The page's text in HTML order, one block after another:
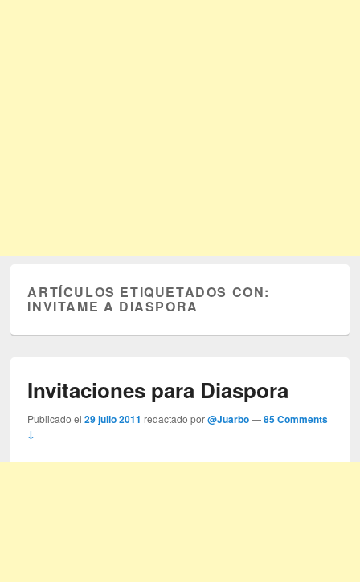
ARTÍCULOS ETIQUETADOS CON:
INVITAME A DIASPORA
Invitaciones para Diaspora
Publicado el29 julio 2011 redactado por@Juarbo —85 Comments
↓